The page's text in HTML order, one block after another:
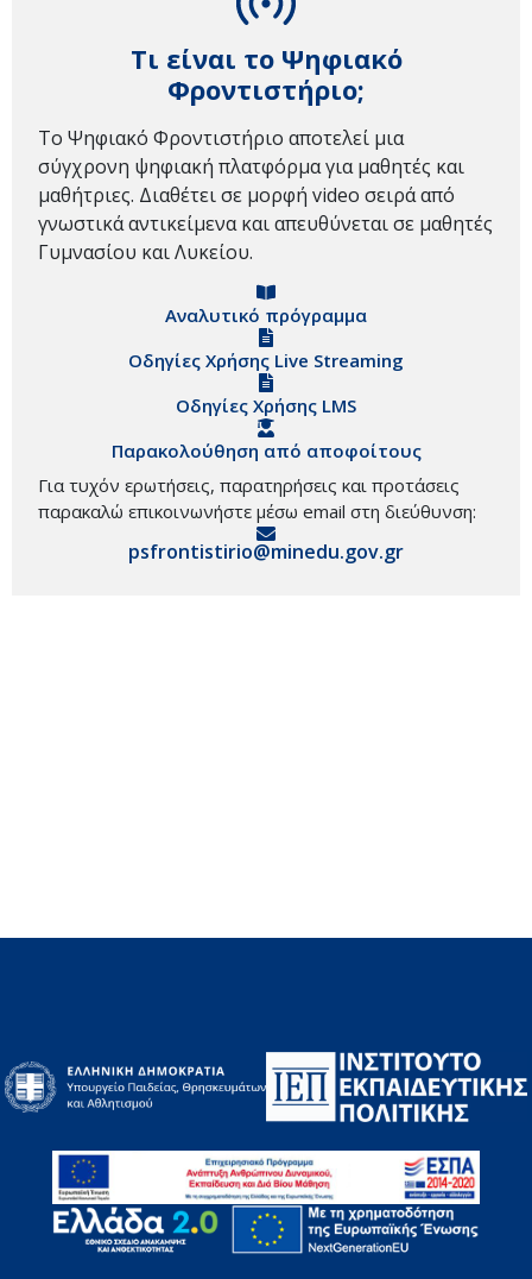
Τι είναι το Ψηφιακό
Φροντιστήριο;
Το Ψηφιακό Φροντιστήριο αποτελεί μια
σύγχρονη ψηφιακή πλατφόρμα για μαθητές και
μαθήτριες. Διαθέτει σε μορφή video σειρά από
γνωστικά αντικείμενα και απευθύνεται σε μαθητές
Γυμνασίου και Λυκείου.
Αναλυτικό πρόγραμμα
Οδηγίες Χρήσης Live Streaming
Οδηγίες Χρήσης LMS
Παρακολούθηση από αποφοίτους
Για τυχόν ερωτήσεις, παρατηρήσεις και προτάσεις
παρακαλώ επικοινωνήστε μέσω email στη διεύθυνση:
psfrontistirio@minedu.gov.gr